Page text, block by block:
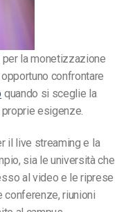
la monetizzazione
confrontare
quando si sceglie la
esigenze.
il live streaming e la
sia le università che
al video e le riprese
riunioni